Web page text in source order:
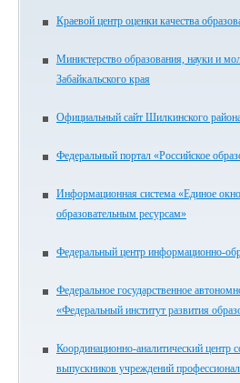
Краевой центр оценки качества
Министерство образования, науки и
Забайкальского края
Официальный сайт Шилкинского
Федеральный портал «Российское
Информационная система «Единое
образовательным ресурсам»
Федеральный центр информационно-
Федеральное государственное
«Федеральный институт развития
Координационно-аналитический центр
выпускников учреждений